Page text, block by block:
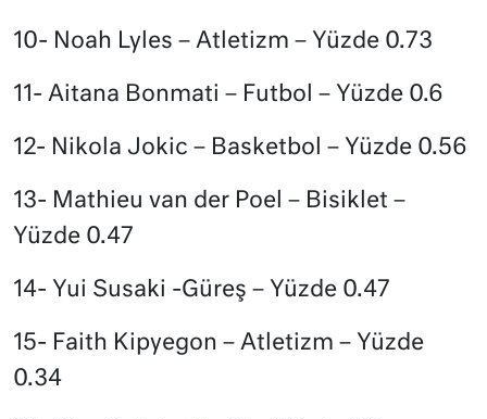
10- Noah Lyles – Atletizm – Yüzde 0.73
11- Aitana Bonmati – Futbol – Yüzde 0.6
12- Nikola Jokic – Basketbol – Yüzde 0.56
13- Mathieu van der Poel – Bisiklet –
Yüzde 0.47
14- Yui Susaki -Güreş – Yüzde 0.47
15- Faith Kipyegon – Atletizm – Yüzde
0.34